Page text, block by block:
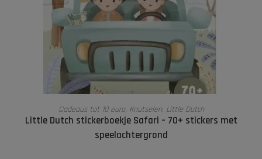
TOEVOEGEN AAN WINKELWAGEN
Cadeaus tot 10 euro, Knutselen, Little Dutch
Little Dutch stickerboekje Safari – 70+ stickers met
speelachtergrond